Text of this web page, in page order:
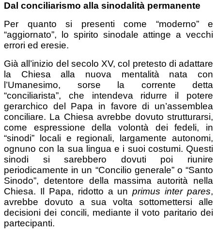
Dal conciliarismo alla sinodalità permanente
Per quanto si presenti come “moderno” e
“aggiornato”, lo spirito sinodale attinge a vecchi
errori ed eresie.
Già all’inizio del secolo XV, col pretesto di adattare
la Chiesa alla nuova mentalità nata con
l’Umanesimo, sorse la corrente detta
“conciliarista”, che intendeva ridurre il potere
gerarchico del Papa in favore di un’assemblea
conciliare. La Chiesa avrebbe dovuto strutturarsi,
come espressione della volontà dei fedeli, in
“sinodi” locali e regionali, largamente autonomi,
ognuno con la sua lingua e i suoi costumi. Questi
sinodi si sarebbero dovuti poi riunire
periodicamente in un “Concilio generale” o “Santo
Sinodo”, detentore della massima autorità nella
Chiesa. Il Papa, ridotto a unprimus inter pares,
avrebbe dovuto a sua volta sottomettersi alle
decisioni dei concili, mediante il voto paritario dei
partecipanti.